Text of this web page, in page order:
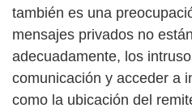
también es una
mensajes privados no
adecuadamente, los
comunicación y acceder a
como la ubicación del